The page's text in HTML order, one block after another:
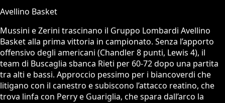
Avellino Basket
Mussini e Zerini trascinano il Gruppo Lombardi Avellino
Basket alla prima vittoria in campionato. Senza l’apporto
offensivo degli americani (Chandler 8 punti, Lewis 4), il
team di Buscaglia sbanca Rieti per 60-72 dopo una partita
tra alti e bassi. Approccio pessimo per i biancoverdi che
litigano con il canestro e subiscono l’attacco reatino, che
trova linfa con Perry e Guariglia, che spara dall’arco la